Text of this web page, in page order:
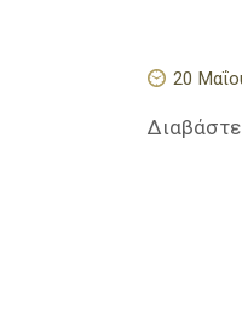
20